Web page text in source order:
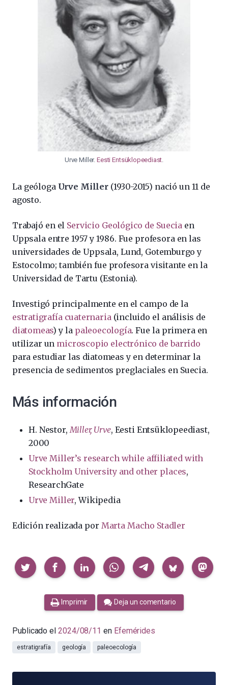
Urve Miller.Eesti Entsüklopeediast.
La geólogaUrve Miller(1930-2015) nació un 11 de
agosto.
Trabajó en el Servicio Geológico de Suecia en
Uppsala entre 1957 y 1986. Fue profesora en las
universidades de Uppsala, Lund, Gotemburgo y
Estocolmo; también fue profesora visitante en la
Universidad de Tartu (Estonia).
Investigó principalmente en el campo de la
estratigrafía cuaternaria(incluido el análisis de
diatomeas) y la paleoecología. Fue la primera en
utilizar un microscopio electrónico de barrido
para estudiar las diatomeas y en determinar la
presencia de sedimentos preglaciales en Suecia.
Más información
H. Nestor,Miller, Urve, Eesti Entsüklopeediast,
2000
Urve Miller’s research while affiliated with
Stockholm University and other places,
ResearchGate
Urve Miller, Wikipedia
Edición realizada por Marta Macho Stadler
Compartir
Imprimir Deja un comentario
Publicado el 2024/08/11 en Efemérides
estratigrafía geología paleoecología